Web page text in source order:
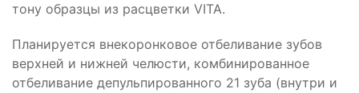
тону образцы из расцветки VITA.
Планируется внекоронковое отбеливание зубов
верхней и нижней челюсти, комбинированное
отбеливание депульпированного 21 зуба (внутри и